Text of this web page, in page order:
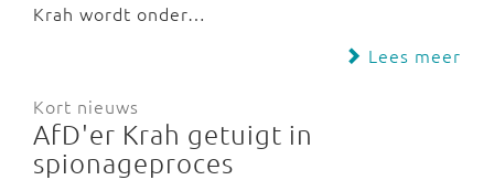
Krah wordt onder…
Lees meer
Kort nieuws
AfD'er Krah getuigt in
spionageproces